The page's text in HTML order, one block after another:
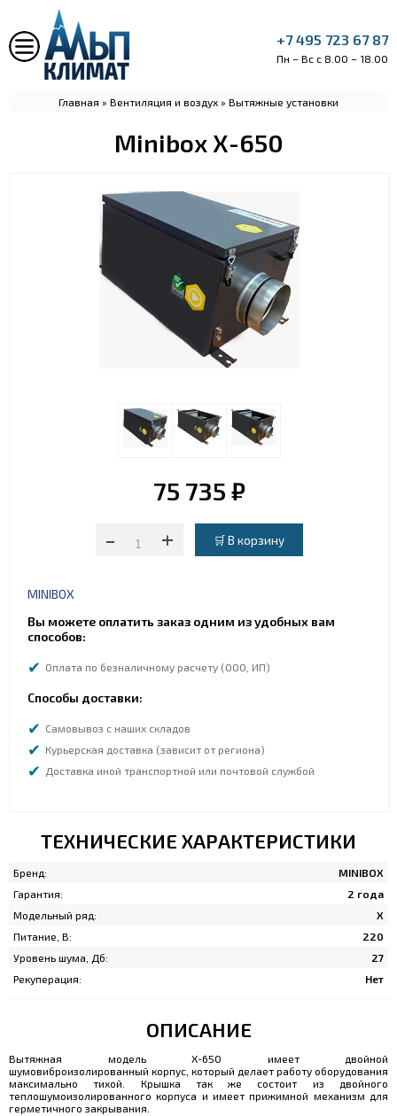
+7 495 723 67 87
Пн – Вс с 8.00 – 18.00
Главная » Вентиляция и воздух » Вытяжные установки
Minibox X-650
75 735 ₽
-
+
MINIBOX
Вы можете оплатить заказ одним из удобных вам
способов:
Оплата по безналичному расчету (ООО, ИП)
Способы доставки:
Самовывоз с наших складов
Курьерская доставка (зависит от региона)
Доставка иной транспортной или почтовой службой
ТЕХНИЧЕСКИЕ ХАРАКТЕРИСТИКИ
Бренд:
MINIBOX
Гарантия:
2 года
Модельный ряд:
Х
Питание, В:
220
Уровень шума, Дб:
27
Рекуперация:
Нет
ОПИСАНИЕ
Вытяжная модель Х-650 имеет двойной
шумовиброизолированный корпус, который делает работу оборудования
максимально тихой. Крышка так же состоит из двойного
теплошумоизолированного корпуса и имеет прижимной механизм для
герметичного закрывания.